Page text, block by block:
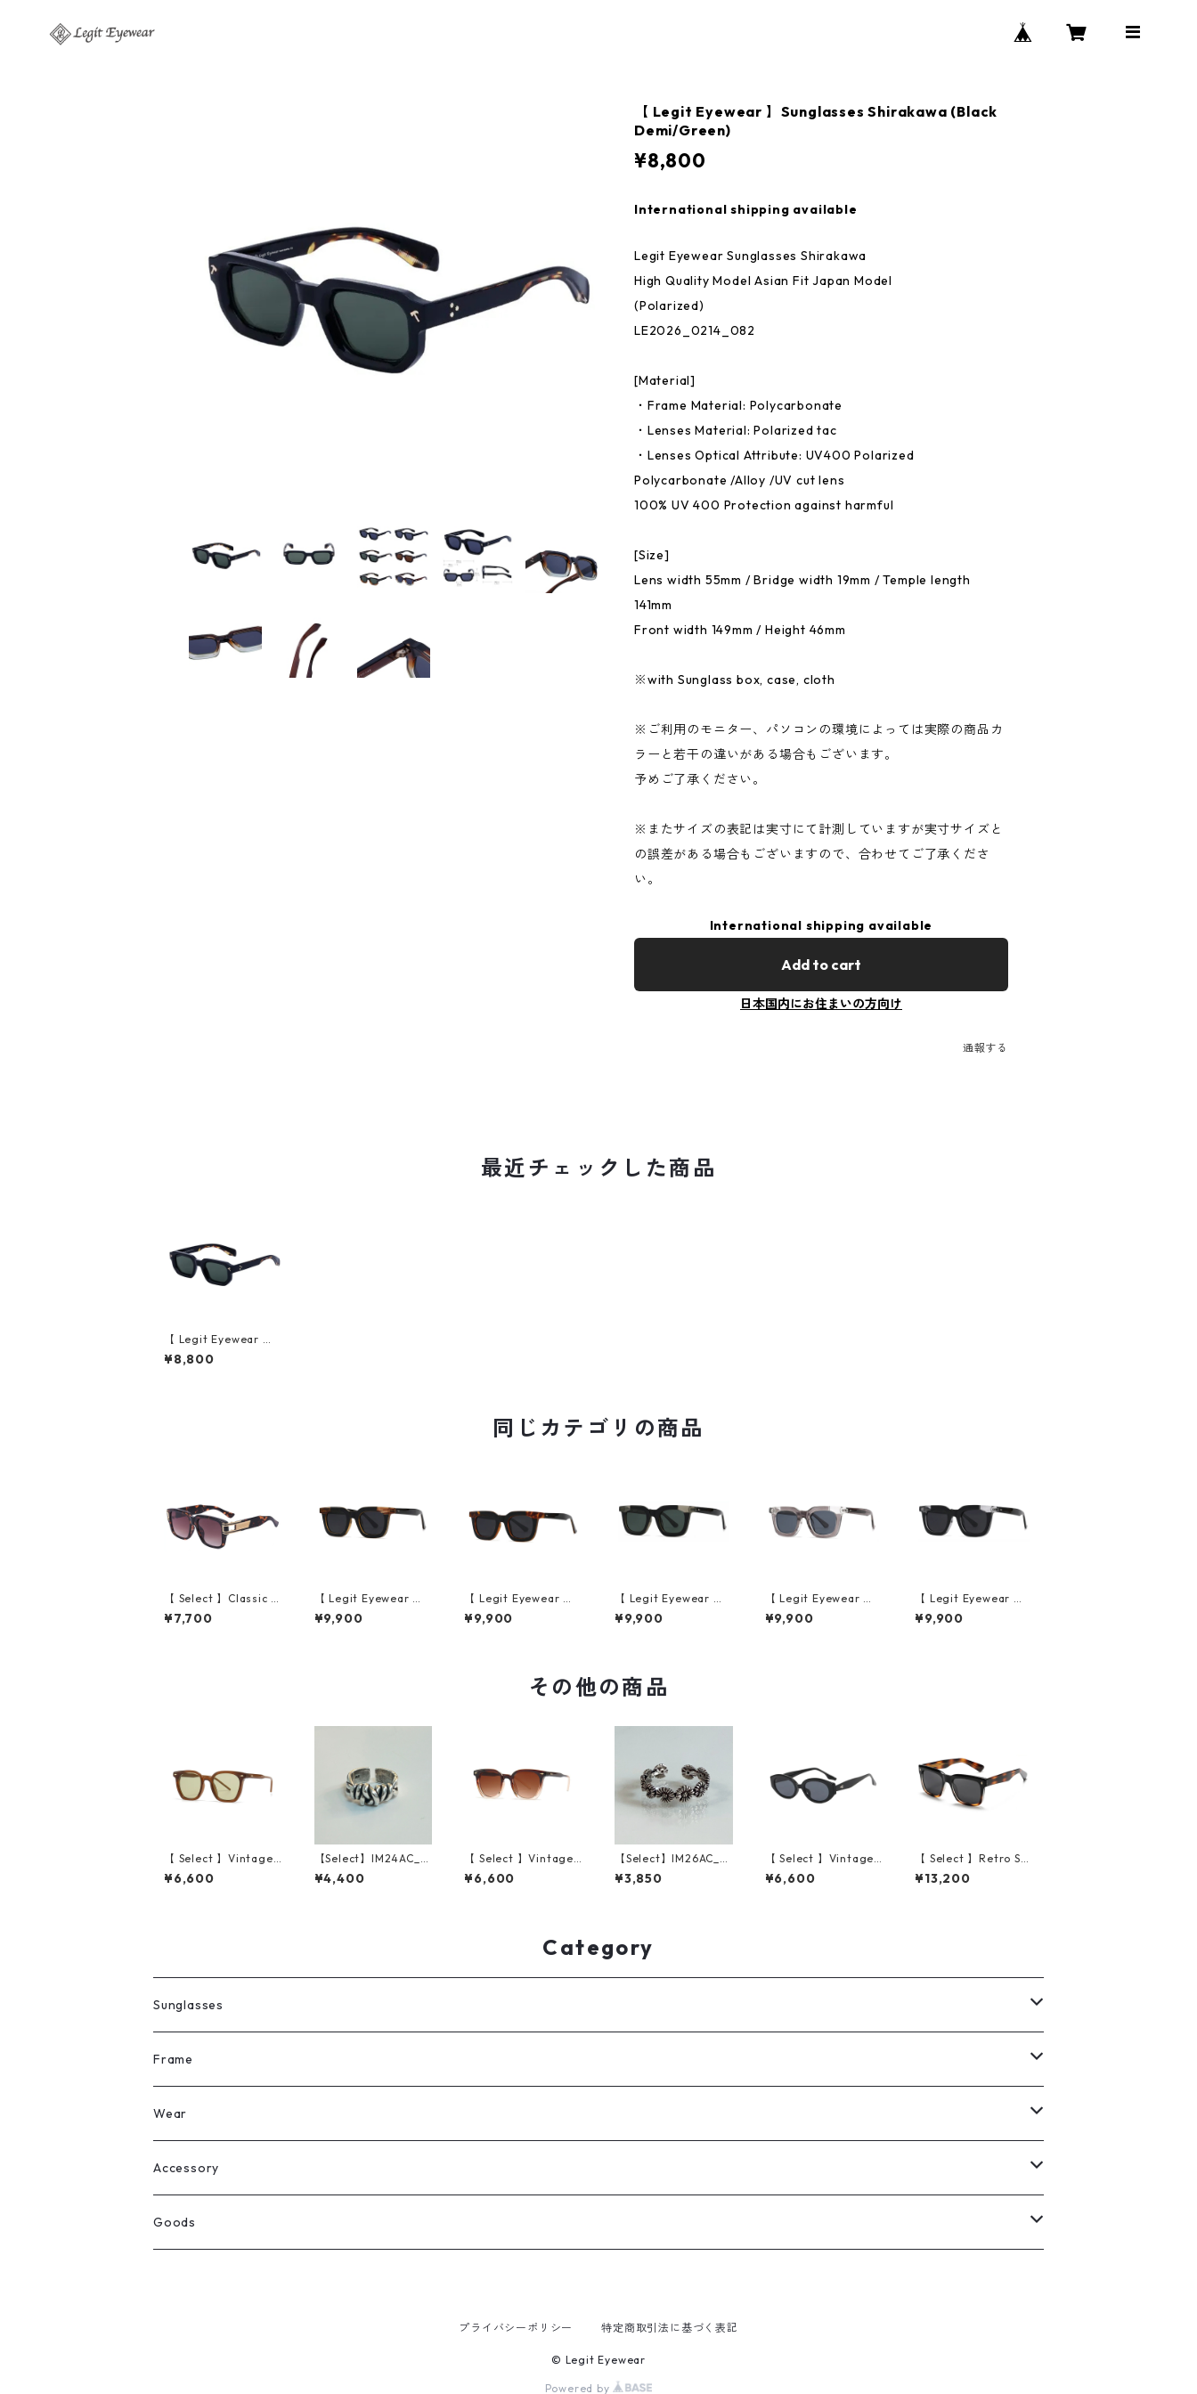
【 Legit Eyewear 】Sunglasses Shirakawa (Black
Demi/Green)
¥8,800
International shipping available
Legit Eyewear Sunglasses Shirakawa
High Quality Model Asian Fit Japan Model
(Polarized)
LE2026_0214_082
[Material]
・Frame Material: Polycarbonate
・Lenses Material: Polarized tac
・Lenses Optical Attribute: UV400 Polarized
Polycarbonate /Alloy /UV cut lens
100% UV 400 Protection against harmful
[Size]
Lens width 55mm / Bridge width 19mm / Temple length
141mm
Front width 149mm / Height 46mm
※with Sunglass box, case, cloth
※ご利用のモニター、パソコンの環境によっては実際の商品カ
ラーと若干の違いがある場合もございます。
予めご了承ください。
※またサイズの表記は実寸にて計測していますが実寸サイズと
の誤差がある場合もございますので、合わせてご了承くださ
い。
International shipping available
Add to cart
日本国内にお住まいの方向け
通報する
最近チェックした商品
【 Legit Eyewear 】S
unglasses Shirakawa
(Black Demi/Green)
¥8,800
同じカテゴリの商品
【 Select 】Classic V
intage Square Large
Flame Sunglasses (D
¥7,700
【 Legit Eyewear 】S
unglasses Konoe (Bl
ack Wood/Grey)
¥9,900
【 Legit Eyewear 】S
unglasses Konoe (Bl
ack Demi/Grey)
¥9,900
【 Legit Eyewear 】S
unglasses Konoe (Bl
ack Clear Grey/Gree
¥9,900
【 Legit Eyewear 】S
unglasses Konoe (Cl
ear Grey/Grey)
¥9,900
【 Legit Eyewear 】S
unglasses Konoe (Bl
ack Clear/Grey)
¥9,900
その他の商品
【 Select 】Vintage
Square New Style Su
nglasses (Tea/Light
¥6,600
【Select】IM24AC_R
G010 / Spiral ring
（Silver）
¥4,400
【 Select 】Vintage
Square New Style Su
nglasses ( Brown/Te
¥6,600
【Select】IM26AC_R
G053/ Vintage Flow
er Ring（Silver）
¥3,850
【 Select 】Vintage
Retro Oval Design S
unglasses (Black/Gr
¥6,600
【 Select 】Retro Sq
uare Polarized Sungl
asses (Demi/Grey)
¥13,200
Category
Sunglasses
All
Legit Eyewear
Select
Frame
ボストン
ウェリントン
スクエア
Wear
All
Tee
Accessory
Ring
Goods
プライバシーポリシー 特定商取引法に基づく表記
© Legit Eyewear
Powered by